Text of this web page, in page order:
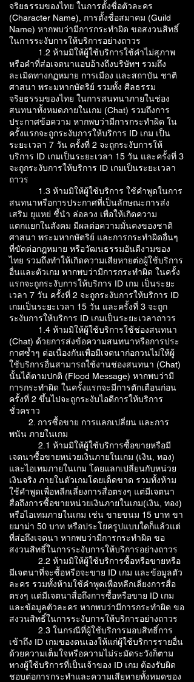
จริยธรรมของไทย ในการตั้งชื่อตัวละคร
(Character Name), การตั้งชื่อสมาคม (Guild
Name) หากพบว่ามีการกระทำผิด ขอสงวนสิทธิ์
ในการระงับการให้บริการอย่างถาวร
1.2 ห้ามมิให้ผู้ใช้บริการใช้คำไม่สุภาพ
หรือคำที่ส่อเจตนาแอบอ้างถึงบริษัทฯ รวมถึง
ละเมิดทางกฏหมาย การเมือง และสถาบัน ชาติ
ศาสนา พระมหากษัตริย์ รวมทั้ง ศีลธรรม
จริยธรรมของไทย ในการสนทนาภายในช่อง
สนทนาทั้งหมดภายในเกม (Chat) รวมถึงการ
ประกาศข้อความ หากพบว่ามีการกระทำผิด ใน
ครั้งแรกจะถูกระงับการให้บริการ ID เกม เป็น
ระยะเวลา 7 วัน ครั้งที่ 2 จะถูกระงับการให้
บริการ ID เกมเป็นระยะเวลา 15 วัน และครั้งที่ 3
จะถูกระงับการให้บริการ ID เกมเป็นระยะเวลา
ถาวร
1.3 ห้ามมิให้ผู้ใช้บริการ ใช้คำพูดในการ
สนทนาหรือการประกาศที่เป็นลักษณะการส่ง
เสริม ยุแหย่ ชี้นำ ล่อลวง เพื่อให้เกิดความ
แตกแยกในสังคม มีผลต่อความมั่นคงของชาติ
ศาสนา พระมหากษัตริย์ และการกระทำผิดอื่นๆ
ที่ขัดต่อกฎหมาย หรือวัฒนธรรมอันดีงามของ
ไทย รวมถึงทำให้เกิดความเสียหายต่อผู้ใช้บริการ
อื่นและตัวเกม หากพบว่ามีการกระทำผิด ในครั้ง
แรกจะถูกระงับการให้บริการ ID เกม เป็นระยะ
เวลา 7 วัน ครั้งที่ 2 จะถูกระงับการให้บริการ ID
เกมเป็นระยะเวลา 15 วัน และครั้งที่ 3 จะถูก
ระงับการให้บริการ ID เกมเป็นระยะเวลาถาวร
1.4 ห้ามมิให้ผู้ใช้บริการใช้ช่องสนทนา
(Chat) ด้วยการส่งข้อความสนทนาหรือการประ
กาศซ้ำๆ ต่อเนื่องกันเพื่อมีเจตนาก่อกวนไม่ให้ผู้
ใช้บริการอื่นสามารถใช้งานช่องสนทนา (Chat)
นั้นได้ตามปกติ (Flood Message) หากพบว่ามี
การกระทำผิด ในครั้งแรกจะมีการตักเตือนก่อน
ครั้งที่ 2 ขึ้นไปจะถูกระงับไอดีการให้บริการ
ชั่วคราว
2. การซื้อขาย การแลกเปลี่ยน และการ
พนัน ภายในเกม
2.1 ห้ามมิให้ผู้ใช้บริการซื้อขายหรือมี
เจตนาซื้อขายหน่วยเงินภายในเกม (เงิน, ทอง)
และไอเทมภายในเกม โดยแลกเปลี่ยนกับหน่วย
เงินจริง ภายในตัวเกมโดยเด็ดขาด รวมทั้งห้าม
ใช้คำพูดเพื่อหลีกเลี่ยงการสื่อตรงๆ แต่มีเจตนา
สื่อถึงการซื้อขายหน่วยเงินภายในเกม(เงิน, ทอง)
หรือไอเทมภายในเกม เช่น ขายขนม 15 บาท ขา
ยมาม่า 50 บาท หรือประโยครูปแบบใดก็แล้วแต่
ที่ส่อถึงเจตนา หากพบว่ามีการกระทำผิด ขอ
สงวนสิทธิ์ในการระงับการให้บริการอย่างถาวร
2.2 ห้ามมิให้ผู้ใช้บริการซื้อหรือขายหรือ
มีเจตนาที่จะซื้อหรือจะขาย ID เกม และข้อมูลตัว
ละคร รวมทั้งห้ามใช้คำพูดเพื่อหลีกเลี่ยงการสื่อ
ตรงๆ แต่มีเจตนาสื่อถึงการซื้อหรือขาย ID เกม
และข้อมูลตัวละคร หากพบว่ามีการกระทำผิด ขอ
สงวนสิทธิ์ในการระงับการให้บริการอย่างถาวร
2.3 ในกรณีที่ผู้ใช้บริการมอบสิทธิ์การ
เข้าถึง ID เกมของตนเองให้แก่ผู้ใช้บริการรายอื่น
ด้วยความเต็มใจหรือความไม่ระมัดระวังก็ตาม
ทางผู้ใช้บริการที่เป็นเจ้าของ ID เกม ต้องรับผิด
ชอบต่อการกระทำและความเสียหายทั้งหมดของ